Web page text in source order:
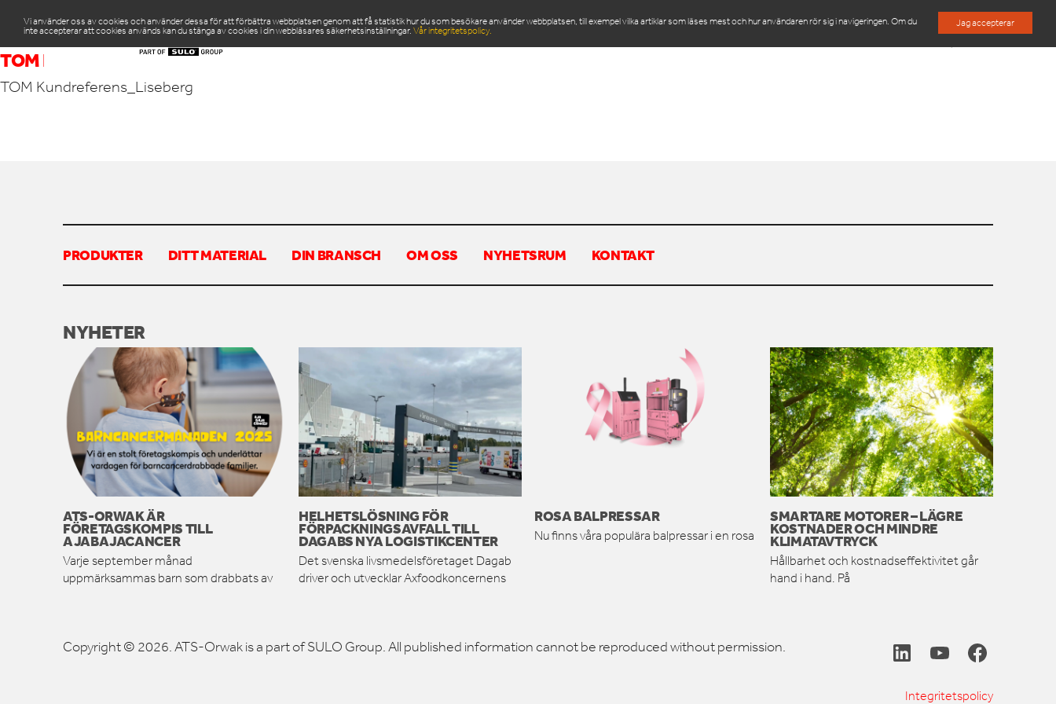
Jag accepterar
Vi använder oss av cookies och använder dessa för att förbättra webbplatsen genom att få statistik hur du som besökare använder webbplatsen, till exempel vilka artiklar som läses mest och hur användaren rör sig i navigeringen. Om du
inte accepterar att cookies används kan du stänga av cookies i din webbläsares säkerhetsinställningar.Vår integritetspolicy.
PRODUKTER SERVICE & RESERVDELAR
TOM KUNDREFERENS_LISEBERG
TOM Kundreferens_Liseberg
PRODUKTER DITT MATERIAL DIN BRANSCH OM OSS NYHETSRUM KONTAKT
NYHETER
ATS-ORWAK ÄR
FÖRETAGSKOMPIS TILL
AJABAJACANCER
Varje september månad
uppmärksammas barn som drabbats av
HELHETSLÖSNING FÖR
FÖRPACKNINGSAVFALL TILL
DAGABS NYA LOGISTIKCENTER
Det svenska livsmedelsföretaget Dagab
driver och utvecklar Axfoodkoncernens
ROSA BALPRESSAR
Nu finns våra populära balpressar i en rosa
SMARTARE MOTORER – LÄGRE
KOSTNADER OCH MINDRE
KLIMATAVTRYCK
Hållbarhet och kostnadseffektivitet går
hand i hand. På
Copyright © 2026. ATS-Orwak is a part of SULO Group. All published information cannot be reproduced without permission.
Integritetspolicy